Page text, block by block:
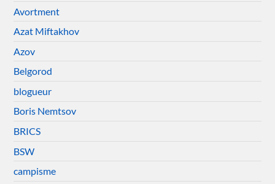
Avortment
Azat Miftakhov
Azov
Belgorod
blogueur
Boris Nemtsov
BRICS
BSW
campisme